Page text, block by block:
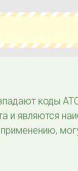
коды
и являются